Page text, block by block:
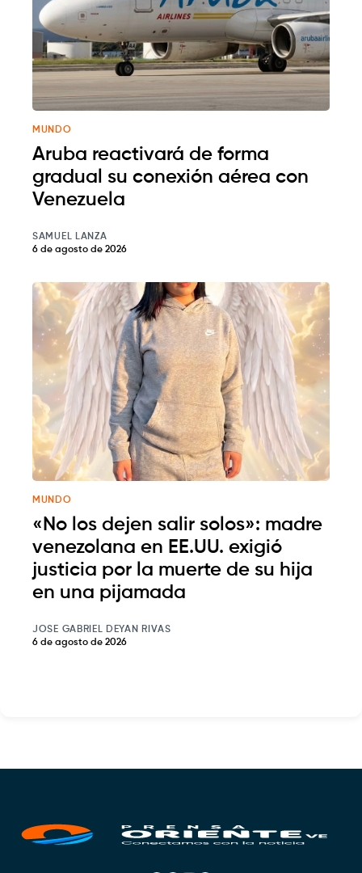
MUNDO
Aruba reactivará de forma
gradual su conexión aérea con
Venezuela
SAMUEL LANZA
6 de agosto de 2026
MUNDO
«No los dejen salir solos»: madre
venezolana en EE.UU. exigió
justicia por la muerte de su hija
en una pijamada
JOSE GABRIEL DEYAN RIVAS
6 de agosto de 2026